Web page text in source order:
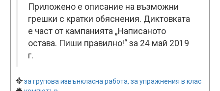
Приложено е описание на възможни
грешки с кратки обяснения. Диктовката
е част от кампанията „Написаното
остава. Пиши правилно!“ за 24 май 2019
г.
за групова извънкласна работа, за упражнения в клас